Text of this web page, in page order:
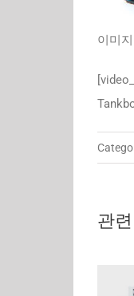
이미
관